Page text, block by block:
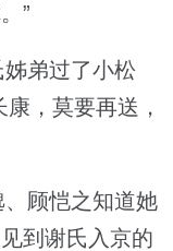
”
弟过了小松
，莫要再送，
顾恺之知道她
到谢氏入京的